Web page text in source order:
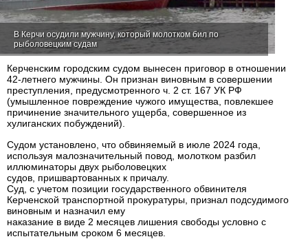
В Керчи осудили мужчину, который молотком бил по
рыболовецким судам
Керченским городским судом вынесен приговор в отношении
42-летнего мужчины. Он признан виновным в совершении
преступления, предусмотренного ч. 2 ст. 167 УК РФ
(умышленное повреждение чужого имущества, повлекшее
причинение значительного ущерба, совершенное из
хулиганских побуждений).
Судом установлено, что обвиняемый в июле 2024 года,
используя малозначительный повод, молотком разбил
иллюминаторы двух рыболовецких
судов, пришвартованных к причалу.
Суд, с учетом позиции государственного обвинителя
Керченской транспортной прокуратуры, признал подсудимого
виновным и назначил ему
наказание в виде 2 месяцев лишения свободы условно с
испытательным сроком 6 месяцев.